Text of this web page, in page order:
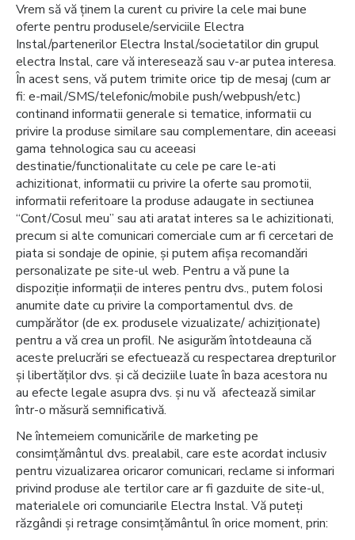
Vrem să vă ținem la curent cu privire la cele mai bune
oferte pentru produsele/serviciile Electra
Instal/partenerilor Electra Instal/societatilor din grupul
electra Instal, care vă interesează sau v-ar putea interesa.
În acest sens, vă putem trimite orice tip de mesaj (cum ar
fi: e-mail/SMS/telefonic/mobile push/webpush/etc.)
continand informatii generale si tematice, informatii cu
privire la produse similare sau complementare, din aceeasi
gama tehnologica sau cu aceeasi
destinatie/functionalitate cu cele pe care le-ati
achizitionat, informatii cu privire la oferte sau promotii,
informatii referitoare la produse adaugate in sectiunea
“Cont/Cosul meu” sau ati aratat interes sa le achizitionati,
precum si alte comunicari comerciale cum ar fi cercetari de
piata si sondaje de opinie, și putem afișa recomandări
personalizate pe site-ul web. Pentru a vă pune la
dispoziție informații de interes pentru dvs., putem folosi
anumite date cu privire la comportamentul dvs. de
cumpărător (de ex. produsele vizualizate/ achiziționate)
pentru a vă crea un profil. Ne asigurăm întotdeauna că
aceste prelucrări se efectuează cu respectarea drepturilor
și libertăților dvs. și că deciziile luate în baza acestora nu
au efecte legale asupra dvs. și nu vă afectează similar
într-o măsură semnificativă.
Ne întemeiem comunicările de marketing pe
consimțământul dvs. prealabil, care este acordat inclusiv
pentru vizualizarea oricaror comunicari, reclame si informari
privind produse ale tertilor care ar fi gazduite de site-ul,
materialele ori comunciarile Electra Instal. Vă puteți
răzgândi și retrage consimțământul în orice moment, prin: